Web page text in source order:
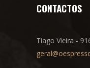
CONTACTOS
Tiago Vieira -